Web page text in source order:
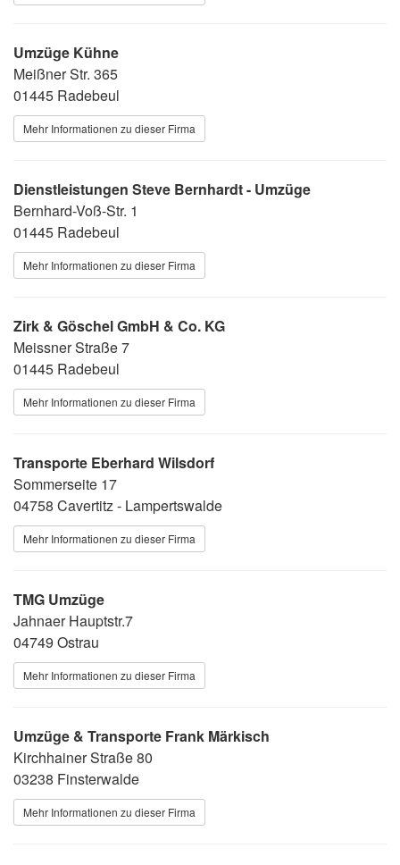
Umzüge Kühne
Meißner Str. 365
01445 Radebeul
Mehr Informationen zu dieser Firma
Dienstleistungen Steve Bernhardt - Umzüge
Bernhard-Voß-Str. 1
01445 Radebeul
Mehr Informationen zu dieser Firma
Zirk & Göschel GmbH & Co. KG
Meissner Straße 7
01445 Radebeul
Mehr Informationen zu dieser Firma
Transporte Eberhard Wilsdorf
Sommerseite 17
04758 Cavertitz - Lampertswalde
Mehr Informationen zu dieser Firma
TMG Umzüge
Jahnaer Hauptstr.7
04749 Ostrau
Mehr Informationen zu dieser Firma
Umzüge & Transporte Frank Märkisch
Kirchhainer Straße 80
03238 Finsterwalde
Mehr Informationen zu dieser Firma